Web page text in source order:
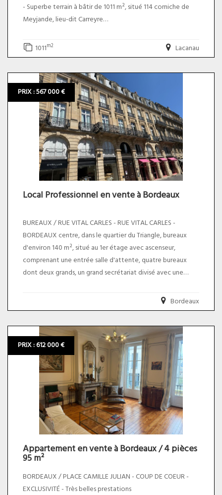
- Superbe terrain à bâtir de 1011 m², situé 114 corniche de
Meyjande, lieu-dit Carreyre
- Secteur : UDa
- Emprise au sol 165 m²
- A seulement 2 minutes du lac et vue sur la forêt
Domaniale
* Environnement calme et très recherché. Le prix du bien
net vendeur est de 550 000,00 euros plus 2,73% TTC
d'honoraires charge acquéreur soit un prix total de 565
000,00 euros.
1011m2 Lacanau
PRIX : 567 000 €
Local Professionnel en vente à Bordeaux
BUREAUX / RUE VITAL CARLES - RUE VITAL CARLES -
BORDEAUX centre, dans le quartier du Triangle, bureaux
d'environ 140 m², situé au 1er étage avec ascenseur,
comprenant une entrée salle d'attente, quatre bureaux
dont deux grands, un grand secrétariat divisé avec une
Idéal pour professions libérales !
Emplacement très recherché
Diagnostics : en cours
Taxes foncières : 2640 euros
charges annuelles : a venir. Le prix du bien net vendeur est
de 540 000,00 euros plus 5,00% TTC d'honoraires charge
acquéreur soit un prix total de 567 000,00 euros.
Bordeaux
PRIX : 612 000 €
Appartement en vente à Bordeaux / 4 pièces
95 m²
BORDEAUX / PLACE CAMILLE JULIAN - COUP DE COEUR -
EXCLUSIVITÉ - Très belles prestations